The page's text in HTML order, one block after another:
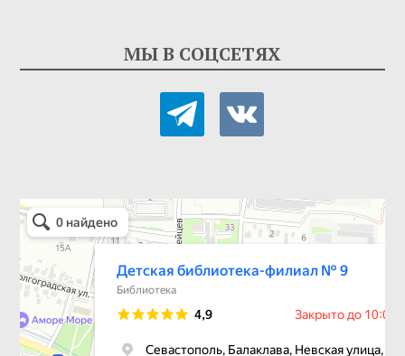
МЫ В СОЦСЕТЯХ
telegramvkontakte
Детская библиотека-филиал № 9
Библиотека в Севастополе